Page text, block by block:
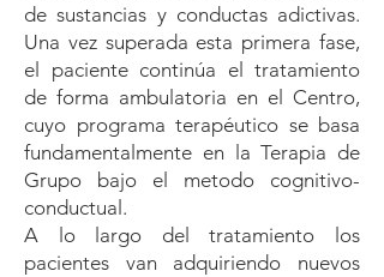
de sustancias y conductas adictivas.
Una vez superada esta primera fase,
el paciente continúa el tratamiento
de forma ambulatoria en el Centro,
cuyo programa terapéutico se basa
fundamentalmente en la Terapia de
Grupo bajo el metodo cognitivo-
conductual.
A lo largo del tratamiento los
pacientes van adquiriendo nuevos